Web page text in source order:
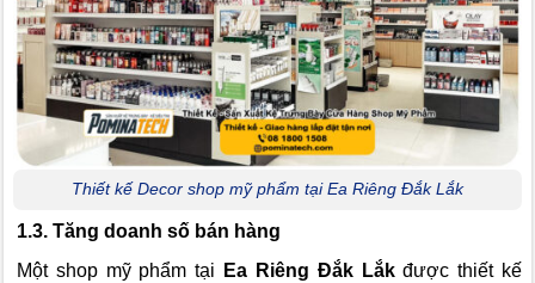
Thiết kế Decor shop mỹ phẩm tại Ea Riêng Đắk Lắk
1.3. Tăng doanh số bán hàng
Một shop mỹ phẩm tại
Ea Riêng Đắk Lắkđược thiết kế